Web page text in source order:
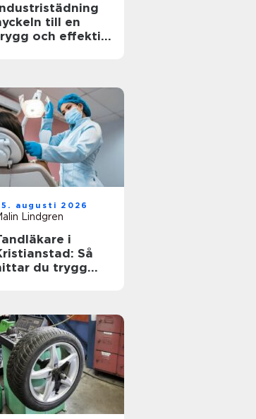
till en
och effektiv
augusti 2026
Lindgren
i
Så
du trygg